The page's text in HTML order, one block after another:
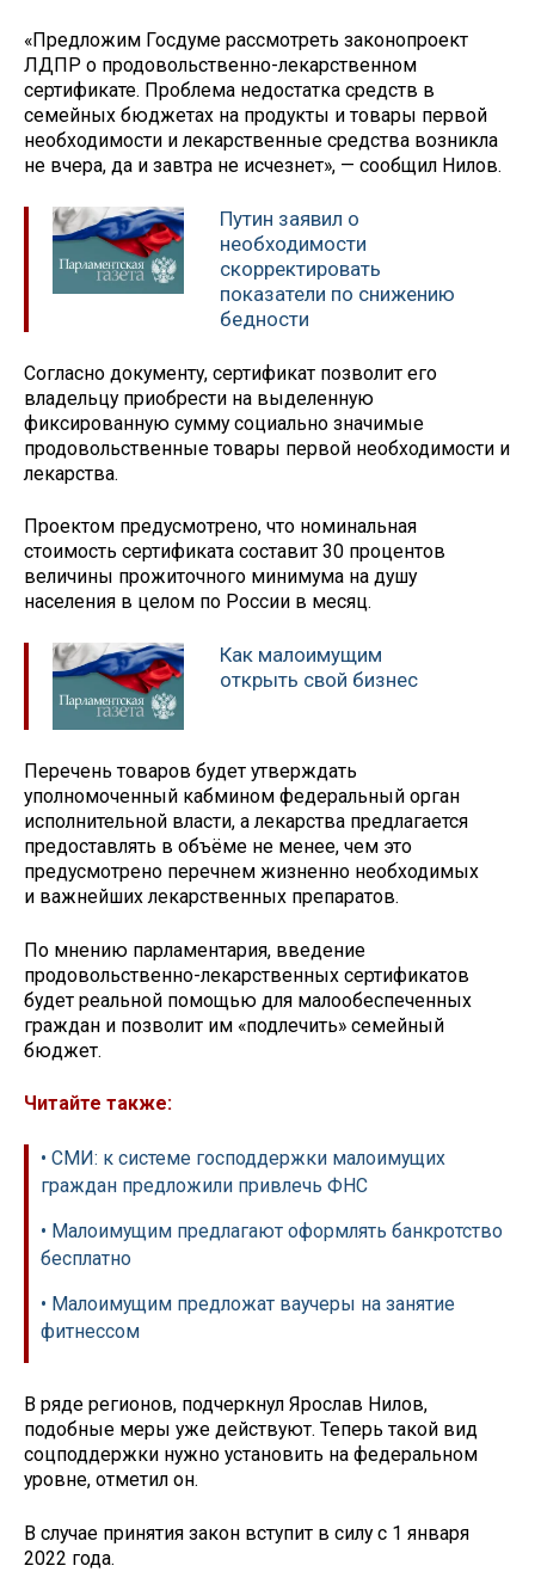
«Предложим Госдуме рассмотреть законопроект
ЛДПР о продовольственно-лекарственном
сертификате. Проблема недостатка средств в
семейных бюджетах на продукты и товары первой
необходимости и лекарственные средства возникла
не вчера, да и завтра не исчезнет», — сообщил Нилов.
Путин заявил о
необходимости
скорректировать
показатели по снижению
бедности
Согласно документу, сертификат позволит его
владельцу приобрести на выделенную
фиксированную сумму социально значимые
продовольственные товары первой необходимости и
лекарства.
Проектом предусмотрено, что номинальная
стоимость сертификата составит 30 процентов
величины прожиточного минимума на душу
населения в целом по России в месяц.
Как малоимущим
открыть свой бизнес
Перечень товаров будет утверждать
уполномоченный кабмином федеральный орган
исполнительной власти, а лекарства предлагается
предоставлять в объёме не менее, чем это
предусмотрено перечнем жизненно необходимых
и важнейших лекарственных препаратов.
По мнению парламентария, введение
продовольственно-лекарственных сертификатов
будет реальной помощью для малообеспеченных
граждан и позволит им «подлечить» семейный
бюджет.
Читайте также:
• СМИ: к системе господдержки малоимущих
граждан предложили привлечь ФНС
• Малоимущим предлагают оформлять банкротство
бесплатно
• Малоимущим предложат ваучеры на занятие
фитнессом
В ряде регионов, подчеркнул Ярослав Нилов,
подобные меры уже действуют. Теперь такой вид
соцподдержки нужно установить на федеральном
уровне, отметил он.
В случае принятия закон вступит в силу с 1 января
2022 года.